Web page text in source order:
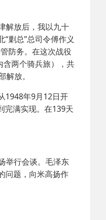
解放后，我以九十
剿总”总司令傅作义
防务。在这次战役
两个骑兵旅），共
放。
1948年9月12日开
完满实现。在139天
举行会谈。毛泽东
问题，向米高扬作